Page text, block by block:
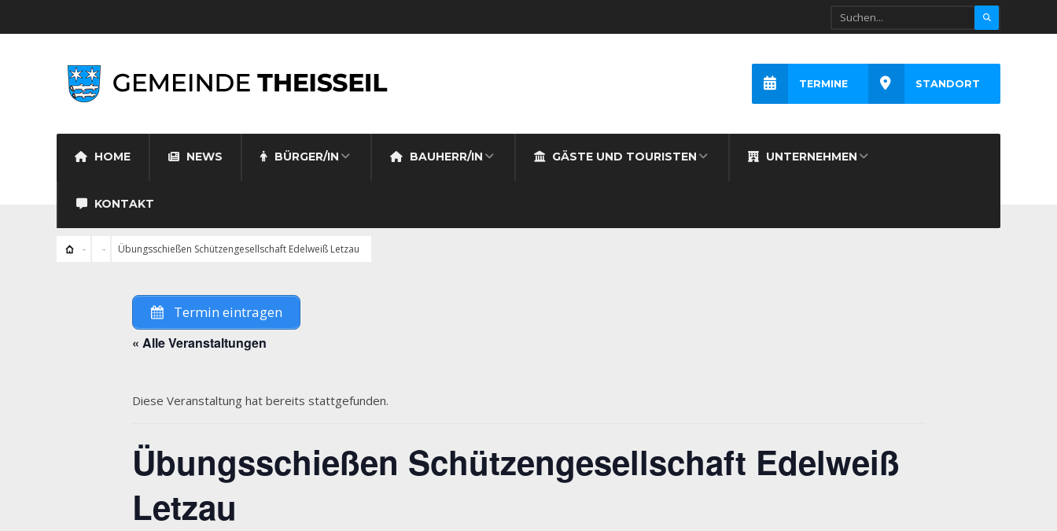
HOME NEWS BÜRGER/IN BAUHERR/IN GÄSTE UND TOURISTEN UNTERNEHMEN
KONTAKT
TERMINE STANDORT
Übungsschießen Schützengesellschaft Edelweiß Letzau
Termin eintragen
« Alle Veranstaltungen
Diese Veranstaltung hat bereits stattgefunden.
Übungsschießen Schützengesellschaft Edelweiß
Letzau